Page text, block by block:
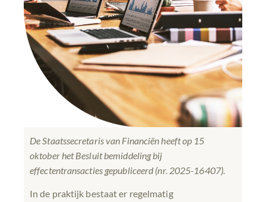
De Staatssecretaris van Financiën heeft op 15
oktober het Besluit bemiddeling bij
effectentransacties gepubliceerd (nr. 2025-16407).
In de praktijk bestaat er regelmatig